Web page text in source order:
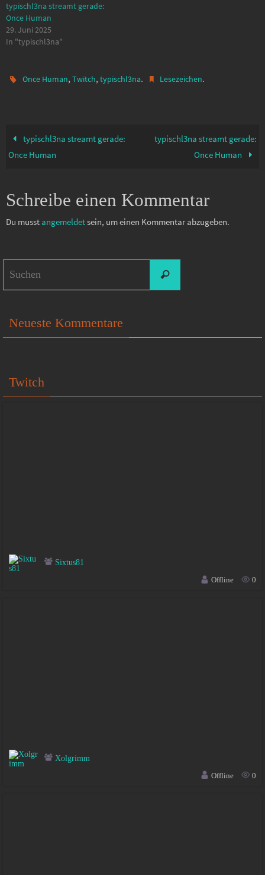
typischl3na streamt gerade:
Once Human
29. Juni 2025
In "typischl3na"
Once Human,Twitch,typischl3na. Lesezeichen.
typischl3na streamt gerade:
Once Human
typischl3na streamt gerade:
Once Human
Schreibe einen Kommentar
Du musst angemeldetsein, um einen Kommentar abzugeben.
Suchen
Neueste Kommentare
Twitch
Sixtus81
Offline
0
Xolgrimm
Offline
0